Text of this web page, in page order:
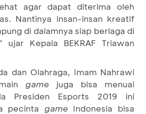
agar dapat diterima oleh
Nantinya insan-insan kreatif
di dalamnya siap berlaga di
ujar Kepala BEKRAF Triawan
dan Olahraga, Imam Nahrawi
game juga bisa menuai
Presiden Esports 2019 ini
pecinta game Indonesia bisa